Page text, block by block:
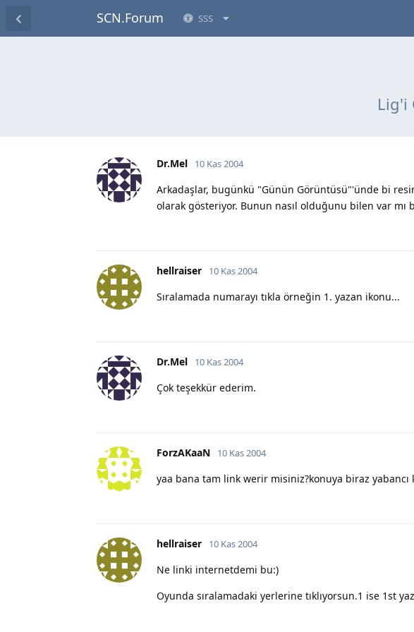
SCN.Forum SSS
Lig'i
Dr.Mel 10 Kas 2004
Arkadaşlar, bugünkü "Günün Görüntüsü"'ünde bi
olarak gösteriyor. Bunun nasıl olduğunu bilen var mı
hellraiser 10 Kas 2004
Sıralamada numarayı tıkla örneğin 1. yazan ikonu...
Dr.Mel 10 Kas 2004
Çok teşekkür ederim.
ForzAKaaN 10 Kas 2004
yaa bana tam link werir misiniz?konuya biraz yabancı
hellraiser 10 Kas 2004
Ne linki internetdemi bu:)
Oyunda sıralamadaki yerlerine tıklıyorsun.1 ise 1st